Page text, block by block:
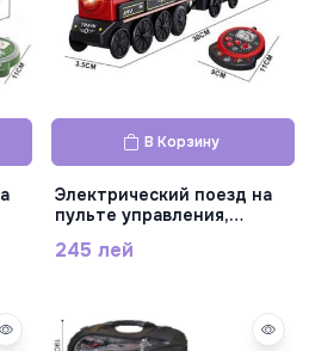
В Корзину
Электрический поезд на
пульте управления,
245 лей